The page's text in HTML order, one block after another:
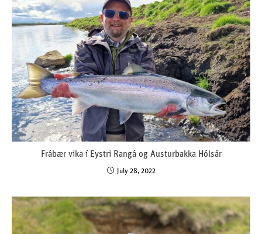
Frábær vika í Eystri Rangá og Austurbakka Hólsár
July 28, 2022